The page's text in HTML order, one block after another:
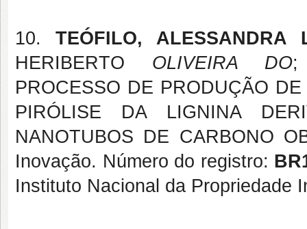
10. TEÓFILO, ALESSANDRA
HERIBERTO OLIVEIRA DO
PROCESSO DE PRODUÇÃO
PIRÓLISE DA LIGNINA
NANOTUBOS DE CARBONO
Inovação. Número do registro:
Instituto Nacional da Propriedade